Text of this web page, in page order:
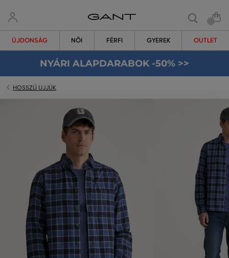
ÚJDONSÁG NŐI FÉRFI GYEREK OUTLET
NYÁRI ALAPDARABOK -50% >>
HOSSZÚ UJJÚK